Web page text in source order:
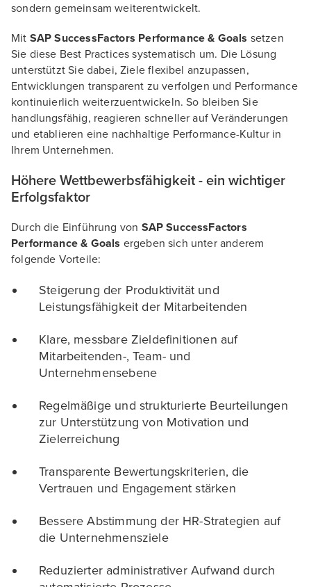
sondern gemeinsam weiterentwickelt.
Mit SAP SuccessFactors Performance & Goals setzen
Sie diese Best Practices systematisch um. Die Lösung
unterstützt Sie dabei, Ziele flexibel anzupassen,
Entwicklungen transparent zu verfolgen und Performance
kontinuierlich weiterzuentwickeln. So bleiben Sie
handlungsfähig, reagieren schneller auf Veränderungen
und etablieren eine nachhaltige Performance-Kultur in
Ihrem Unternehmen.
Höhere Wettbewerbsfähigkeit - ein wichtiger
Erfolgsfaktor
Durch die Einführung von SAP SuccessFactors
Performance & Goals ergeben sich unter anderem
folgende Vorteile:
Steigerung der Produktivität und
Leistungsfähigkeit der Mitarbeitenden
Klare, messbare Zieldefinitionen auf
Mitarbeitenden-, Team- und
Unternehmensebene
Regelmäßige und strukturierte Beurteilungen
zur Unterstützung von Motivation und
Zielerreichung
Transparente Bewertungskriterien, die
Vertrauen und Engagement stärken
Bessere Abstimmung der HR-Strategien auf
die Unternehmensziele
Reduzierter administrativer Aufwand durch